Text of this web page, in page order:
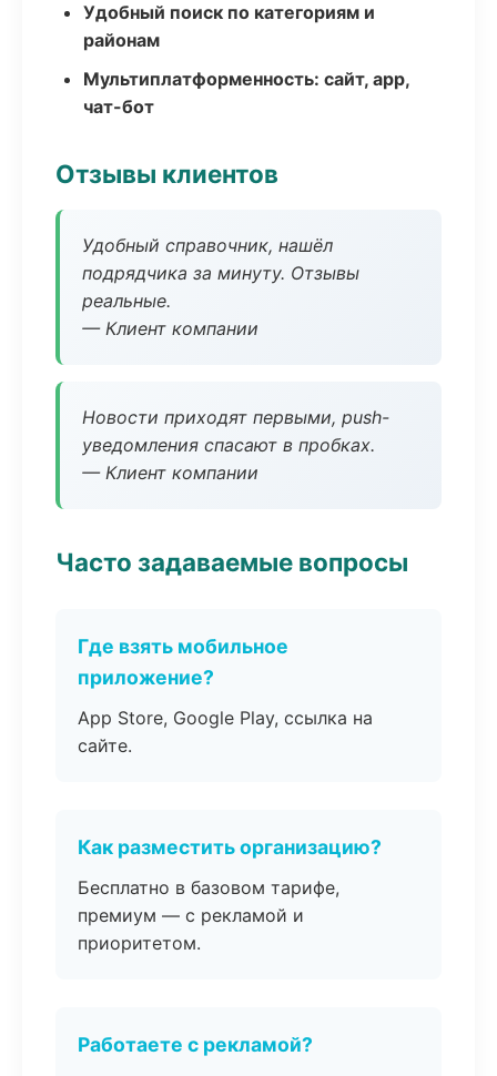
Удобный поиск по категориям и
районам
Мультиплатформенность: сайт, app,
чат-бот
Отзывы клиентов
Удобный справочник, нашёл
подрядчика за минуту. Отзывы
реальные.
— Клиент компании
Новости приходят первыми, push-
уведомления спасают в пробках.
— Клиент компании
Часто задаваемые вопросы
Где взять мобильное
приложение?
App Store, Google Play, ссылка на
сайте.
Как разместить организацию?
Бесплатно в базовом тарифе,
премиум — с рекламой и
приоритетом.
Работаете с рекламой?